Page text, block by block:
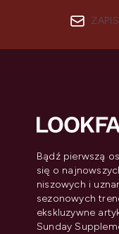
Bądź pierwszą
się o
niszowych i
sezonowych
ekskluzywne
Sunday